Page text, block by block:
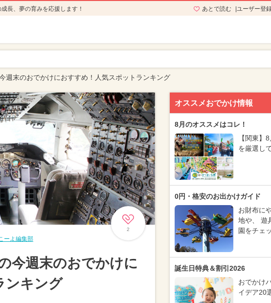
長、夢の育みを応援します！ あとで読む ユーザー登
週末のおでかけにおすすめ！人気スポットランキング
2
ーよ編集部
今週末のおでかけに
ンキング
オススメおでかけ情報
8月のオススメはコレ！
【関東】
を厳選し
0円・格安のお出かけガイド
お財布に
地や、 遊
園をチェ
誕生日特典＆割引2026
おでかけ
イデア20